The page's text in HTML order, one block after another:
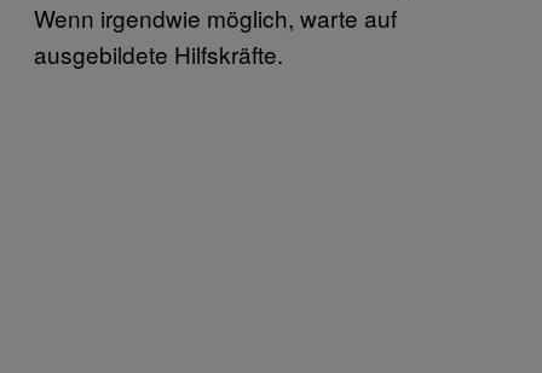
Wenn irgendwie möglich, warte auf
ausgebildete Hilfskräfte.